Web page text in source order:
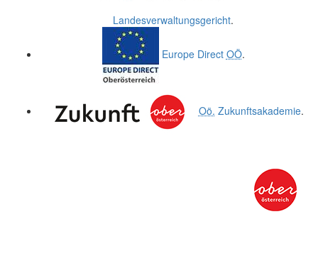
Landesverwaltungsgericht.
Europe Direct OÖ.
Oö. Zukunftsakademie.